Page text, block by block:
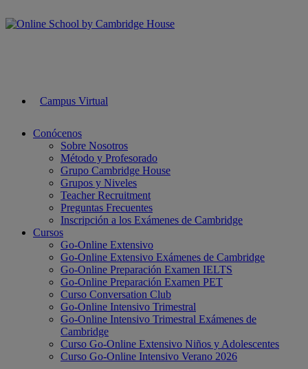
Campus Virtual
Conócenos
Sobre Nosotros
Método y Profesorado
Grupo Cambridge House
Grupos y Niveles
Teacher Recruitment
Preguntas Frecuentes
Inscripción a los Exámenes de Cambridge
Cursos
Go-Online Extensivo
Go-Online Extensivo Exámenes de Cambridge
Go-Online Preparación Examen IELTS
Go-Online Preparación Examen PET
Curso Conversation Club
Go-Online Intensivo Trimestral
Go-Online Intensivo Trimestral Exámenes de
Cambridge
Curso Go-Online Extensivo Niños y Adolescentes
Curso Go-Online Intensivo Verano 2026